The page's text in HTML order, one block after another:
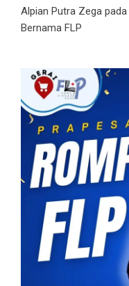
Alpian Putra Zega pada
Bernama FLP